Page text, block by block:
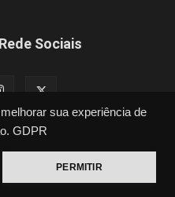
sua experiência de
GDPR
PERMITIR
Sociais
Esporte Brasil
Vídeos
Contato